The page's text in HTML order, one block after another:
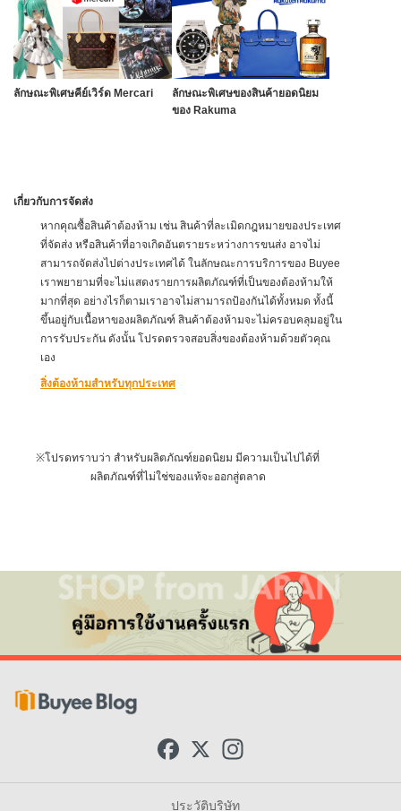
ลักษณะพิเศษคีย์เวิร์ด Mercari
ลักษณะพิเศษของสินค้ายอดนิยม
ของ Rakuma
เกี่ยวกับการจัดส่ง
หากคุณซื้อสินค้าต้องห้าม เช่น สินค้าที่ละเมิดกฎหมายของประเทศ
ที่จัดส่ง หรือสินค้าที่อาจเกิดอันตรายระหว่างการขนส่ง อาจไม่
สามารถจัดส่งไปต่างประเทศได้ ในลักษณะการบริการของ Buyee
เราพยายามที่จะไม่แสดงรายการผลิตภัณฑ์ที่เป็นของต้องห้ามให้
มากที่สุด อย่างไรก็ตามเราอาจไม่สามารถป้องกันได้ทั้งหมด ทั้งนี้
ขึ้นอยู่กับเนื้อหาของผลิตภัณฑ์ สินค้าต้องห้ามจะไม่ครอบคลุมอยู่ใน
การรับประกัน ดังนั้น โปรดตรวจสอบสิ่งของต้องห้ามด้วยตัวคุณ
เอง
สิ่งต้องห้ามสำหรับทุกประเทศ
※โปรดทราบว่า สำหรับผลิตภัณฑ์ยอดนิยม มีความเป็นไปได้ที่
ผลิตภัณฑ์ที่ไม่ใช่ของแท้จะออกสู่ตลาด
e
X
t
ประวัติบริษัท